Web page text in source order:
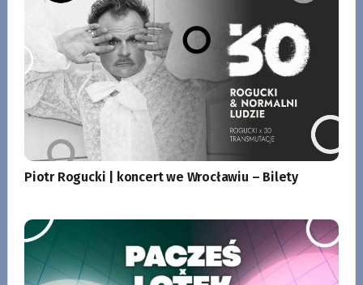
Piotr Rogucki | koncert we Wrocławiu – Bilety